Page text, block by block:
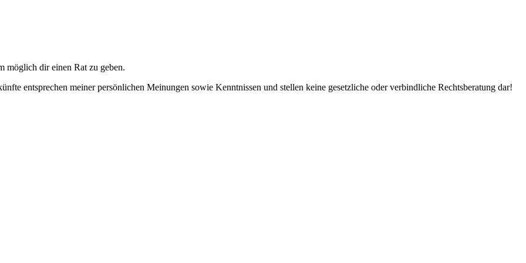
möglich dir einen Rat zu geben.
entsprechen meiner persönlichen Meinungen sowie Kenntnissen und stellen keine gesetzliche oder verbindliche Rechtsberatung dar!